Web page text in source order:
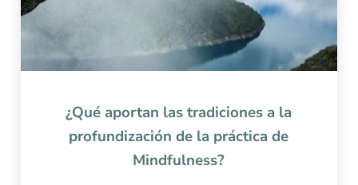
¿Qué aportan las tradiciones a la
profundización de la práctica de
Mindfulness?